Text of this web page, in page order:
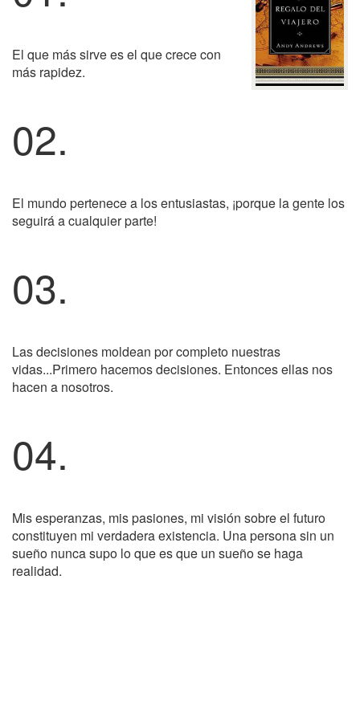
El que más sirve es el que crece con
más rapidez.
02.
El mundo pertenece a los entusiastas, ¡porque la gente los
seguirá a cualquier parte!
03.
Las decisiones moldean por completo nuestras
vidas...Primero hacemos decisiones. Entonces ellas nos
hacen a nosotros.
04.
Mis esperanzas, mis pasiones, mi visión sobre el futuro
constituyen mi verdadera existencia. Una persona sin un
sueño nunca supo lo que es que un sueño se haga
realidad.